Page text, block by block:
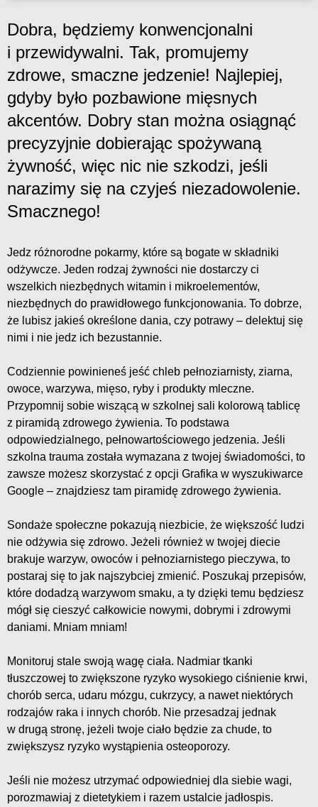
Dobra, będziemy konwencjonalni
i przewidywalni. Tak, promujemy
zdrowe, smaczne jedzenie! Najlepiej,
gdyby było pozbawione mięsnych
akcentów. Dobry stan można osiągnąć
precyzyjnie dobierając spożywaną
żywność, więc nic nie szkodzi, jeśli
narazimy się na czyjeś niezadowolenie.
Smacznego!
Jedz różnorodne pokarmy, które są bogate w składniki
odżywcze. Jeden rodzaj żywności nie dostarczy ci
wszelkich niezbędnych witamin i mikroelementów,
niezbędnych do prawidłowego funkcjonowania. To dobrze,
że lubisz jakieś określone dania, czy potrawy – delektuj się
nimi i nie jedz ich bezustannie.
Codziennie powinieneś jeść chleb pełnoziarnisty, ziarna,
owoce, warzywa, mięso, ryby i produkty mleczne.
Przypomnij sobie wiszącą w szkolnej sali kolorową tablicę
z piramidą zdrowego żywienia. To podstawa
odpowiedzialnego, pełnowartościowego jedzenia. Jeśli
szkolna trauma została wymazana z twojej świadomości, to
zawsze możesz skorzystać z opcji Grafika w wyszukiwarce
Google – znajdziesz tam piramidę zdrowego żywienia.
Sondaże społeczne pokazują niezbicie, że większość ludzi
nie odżywia się zdrowo. Jeżeli również w twojej diecie
brakuje warzyw, owoców i pełnoziarnistego pieczywa, to
postaraj się to jak najszybciej zmienić. Poszukaj przepisów,
które dodadzą warzywom smaku, a ty dzięki temu będziesz
mógł się cieszyć całkowicie nowymi, dobrymi i zdrowymi
daniami. Mniam mniam!
Monitoruj stale swoją wagę ciała. Nadmiar tkanki
tłuszczowej to zwiększone ryzyko wysokiego ciśnienie krwi,
chorób serca, udaru mózgu, cukrzycy, a nawet niektórych
rodzajów raka i innych chorób. Nie przesadzaj jednak
w drugą stronę, jeżeli twoje ciało będzie za chude, to
zwiększysz ryzyko wystąpienia osteoporozy.
Jeśli nie możesz utrzymać odpowiedniej dla siebie wagi,
porozmawiaj z dietetykiem i razem ustalcie jadłospis.